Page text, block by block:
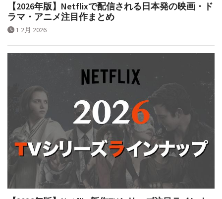
【2026年版】Netflixで配信される日本発の映画・ド
ラマ・アニメ注目作まとめ
1 2月 2026